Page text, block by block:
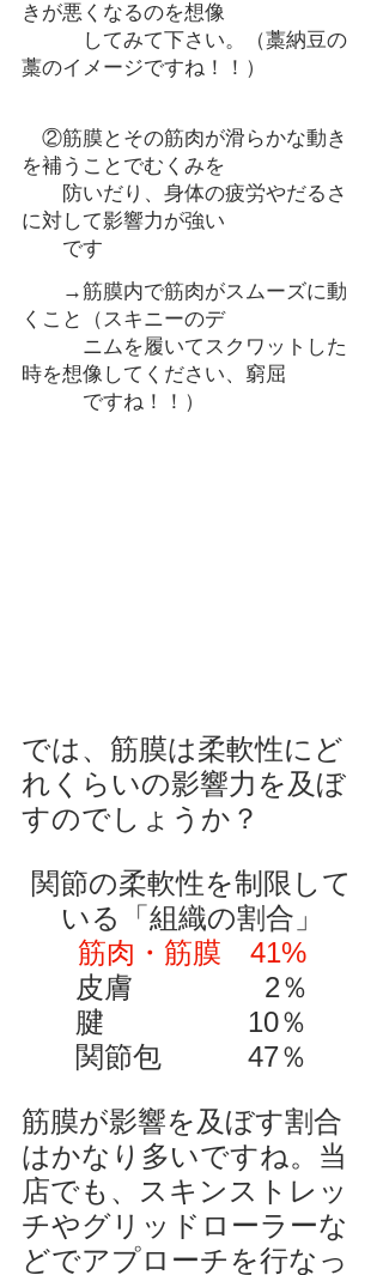
きが悪くなるのを想像
してみて下さい。（藁納豆の
藁のイメージですね！！）
②筋膜とその筋肉が滑らかな動き
を補うことでむくみを
防いだり、身体の疲労やだるさ
に対して影響力が強い
です
→筋膜内で筋肉がスムーズに動
くこと（スキニーのデ
ニムを履いてスクワットした
時を想像してください、窮屈
ですね！！）
では、筋膜は柔軟性にど
れくらいの影響力を及ぼ
すのでしょうか？
関節の柔軟性を制限して
いる「組織の割合」
筋肉・筋膜　41%
皮膚　　　　  2％
腱　　　　　10％
関節包　　　47％
筋膜が影響を及ぼす割合
はかなり多いですね。当
店でも、スキンストレッ
チやグリッドローラーな
どでアプローチを行なっ